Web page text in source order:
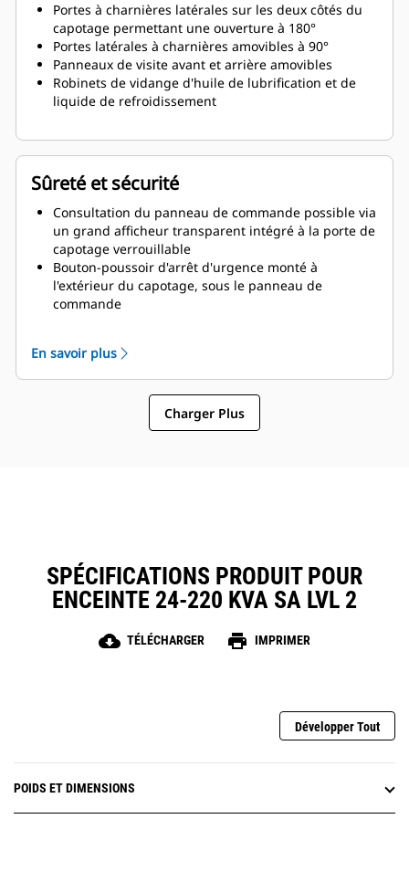
Portes à charnières latérales sur les deux côtés du
capotage permettant une ouverture à 180°
Portes latérales à charnières amovibles à 90°
Panneaux de visite avant et arrière amovibles
Robinets de vidange d'huile de lubrification et de
liquide de refroidissement
Sûreté et sécurité
Consultation du panneau de commande possible via
un grand afficheur transparent intégré à la porte de
capotage verrouillable
Bouton-poussoir d'arrêt d'urgence monté à
l'extérieur du capotage, sous le panneau de
commande
Orifice de remplissage de carburant et batterie
protégés par des accès verrouillables
Système de silencieux d'échappement entièrement
sous protection pour la sécurité de l'opérateur
En savoir plus
Charger Plus
SPÉCIFICATIONS PRODUIT POUR
ENCEINTE 24-220 KVA SA LVL 2
cloud_download TÉLÉCHARGER print IMPRIMER
Développer Tout
POIDS ET DIMENSIONS